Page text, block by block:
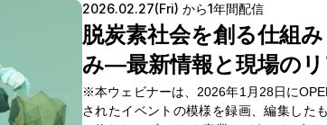
めのヒントを得たい方
え方や、 実際に取り組みを進める企業の
トークをお届けします。 GX推進における
の考え方を学び、 自社に適した推進体制
を得られるウェビナーです。 自社のGX推
ための機会として、ぜひご視聴ください。 ▼このような方に
おすすめ ・サステナビリティ部門、経営
2026.02.27(Fri) から1年間配信
脱炭素社会を創る仕組
み―最新情報と現場の
※本ウェビナーは、2026年1月28日に
されたイベントの模様を録画、編集した